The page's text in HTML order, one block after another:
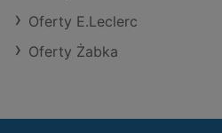
Oferty E.Leclerc
Oferty Żabka